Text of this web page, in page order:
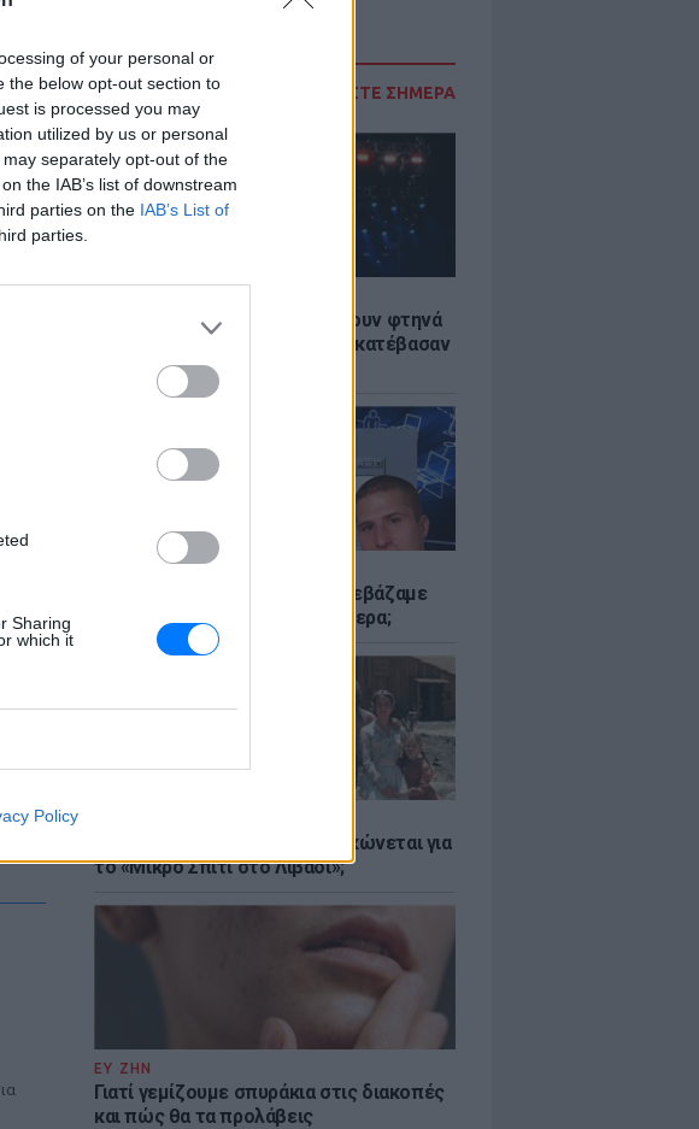
of your personal or
the below opt-out section to
is processed you may
utilized by us or personal
separately opt-out of the
the IAB’s list of downstream
parties on the IAB’s List of
parties.
Sharing
which it
Policy
ΔΙΑΒΑΣΤΕ ΣΗΜΕΡΑ
Οι συναυλίες επιτέλους βγάζουν φτηνά
εισιτήρια - Ποιοι καλλιτέχνες κατέβασαν
τις τιμές
Έφτιαξαν το Napster που κατεβάζαμε
μουσική - Πού βρίσκονται σήμερα;
Explainer: Γιατί η Αμερική τσακώνεται για
το «Μικρό Σπίτι στο Λιβάδι»;
ΕΥ ΖΗΝ
Γιατί γεμίζουμε σπυράκια στις διακοπές
και πώς θα τα προλάβεις
τα